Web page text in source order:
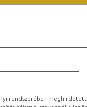
rendszerében